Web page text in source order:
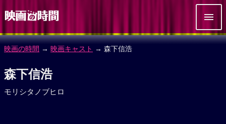
映画の時間 → 映画キャスト → 森下信浩
森下信浩
モリシタノブヒロ